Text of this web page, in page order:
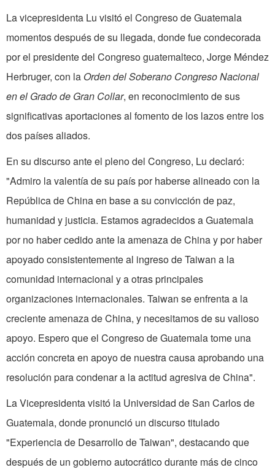
La vicepresidenta Lu visitó el Congreso de Guatemala
momentos después de su llegada, donde fue condecorada
por el presidente del Congreso guatemalteco, Jorge Méndez
Herbruger, con la Orden del Soberano Congreso Nacional
en el Grado de Gran Collar, en reconocimiento de sus
significativas aportaciones al fomento de los lazos entre los
dos países aliados.
En su discurso ante el pleno del Congreso, Lu declaró:
"Admiro la valentía de su país por haberse alineado con la
República de China en base a su convicción de paz,
humanidad y justicia. Estamos agradecidos a Guatemala
por no haber cedido ante la amenaza de China y por haber
apoyado consistentemente al ingreso de Taiwan a la
comunidad internacional y a otras principales
organizaciones internacionales. Taiwan se enfrenta a la
creciente amenaza de China, y necesitamos de su valioso
apoyo. Espero que el Congreso de Guatemala tome una
acción concreta en apoyo de nuestra causa aprobando una
resolución para condenar a la actitud agresiva de China".
La Vicepresidenta visitó la Universidad de San Carlos de
Guatemala, donde pronunció un discurso titulado
"Experiencia de Desarrollo de Taiwan", destacando que
después de un gobierno autocrático durante más de cinco